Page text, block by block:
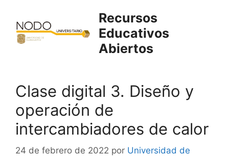
contenido
Recursos
Educativos
Abiertos
Clase digital 3. Diseño y
operación de
intercambiadores de calor
24 de febrero de 2022 por Universidad de